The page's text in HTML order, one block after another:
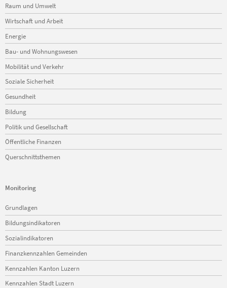
Raum und Umwelt
Wirtschaft und Arbeit
Energie
Bau- und Wohnungswesen
Mobilität und Verkehr
Soziale Sicherheit
Gesundheit
Bildung
Politik und Gesellschaft
Öffentliche Finanzen
Querschnittsthemen
Monitoring
Navigation
überspringen
Grundlagen
Bildungsindikatoren
Sozialindikatoren
Finanzkennzahlen Gemeinden
Kennzahlen Kanton Luzern
Kennzahlen Stadt Luzern